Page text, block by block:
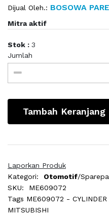
Dijual Oleh.: BOSOWA
Mitra aktif
Stok : 3
Jumlah
Tambah Keranjang
Laporkan Produk
Kategori:
Otomotif/
SKU:
ME609072
Tags ME609072 - CYLINDER
MITSUBISHI